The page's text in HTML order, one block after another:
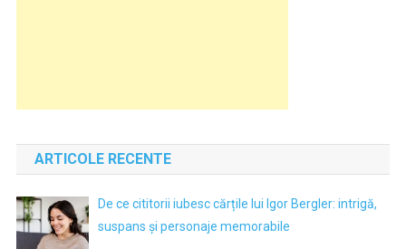
ARTICOLE RECENTE
De ce cititorii iubesc cărțile lui Igor Bergler: intrigă,
suspans și personaje memorabile